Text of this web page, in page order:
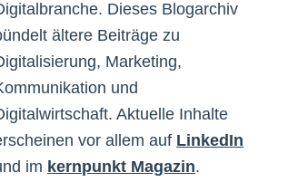
Dieses Blogarchiv
ältere Beiträge zu
Marketing,
und
Aktuelle Inhalte
vor allem auf LinkedIn
im kernpunkt Magazin.